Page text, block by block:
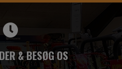
& BESØG OS